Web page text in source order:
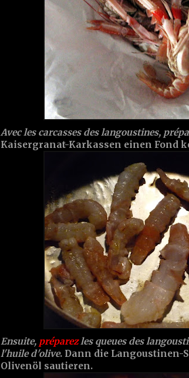
Avec les carcasses des langoustines,
Kaisergranat-Karkassen einen Fond
Ensuite, préparezles queues des
l'huile d'olive. Dann die Langoustinen-
Olivenöl sautieren.